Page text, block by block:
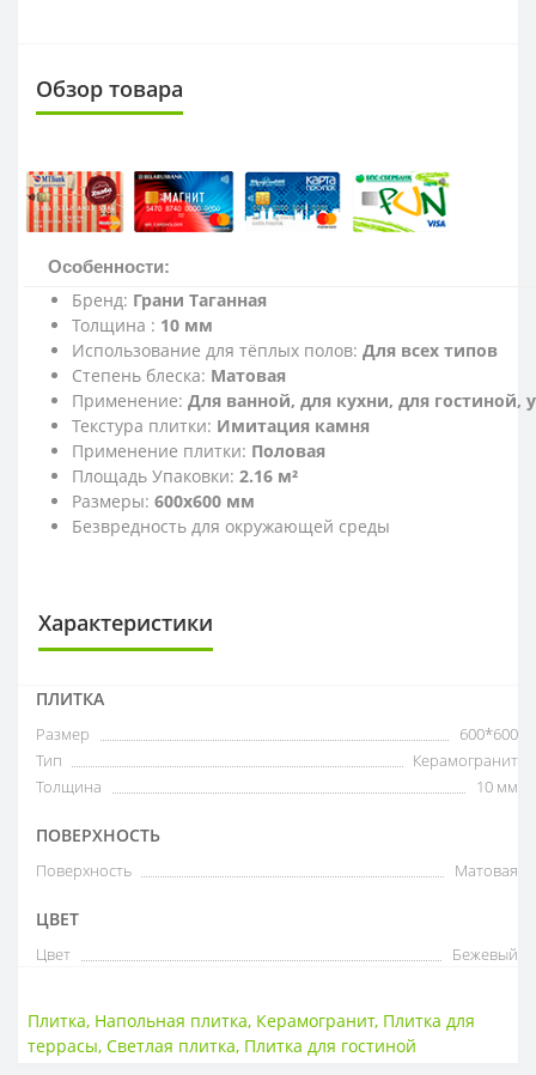
Обзор товара
Особенности:
Бренд: Грани Таганная
Толщина : 10 мм
Использование для тёплых полов: Для всех типов
Степень блеска: Матовая
Применение: Для ванной, для кухни, для гостиной,
Текстура плитки: Имитация камня
Применение плитки: Половая
Площадь Упаковки: 2.16 м²
Размеры: 600x600 мм
Безвредность для окружающей среды
Характеристики
ПЛИТКА
Размер
600*600
Тип
Керамогранит
Толщина
10 мм
ПОВЕРХНОСТЬ
Поверхность Матовая
ЦВЕТ
Цвет Бежевый
Плитка, Напольная плитка, Керамогранит, Плитка для
террасы,Светлая плитка, Плитка для гостиной